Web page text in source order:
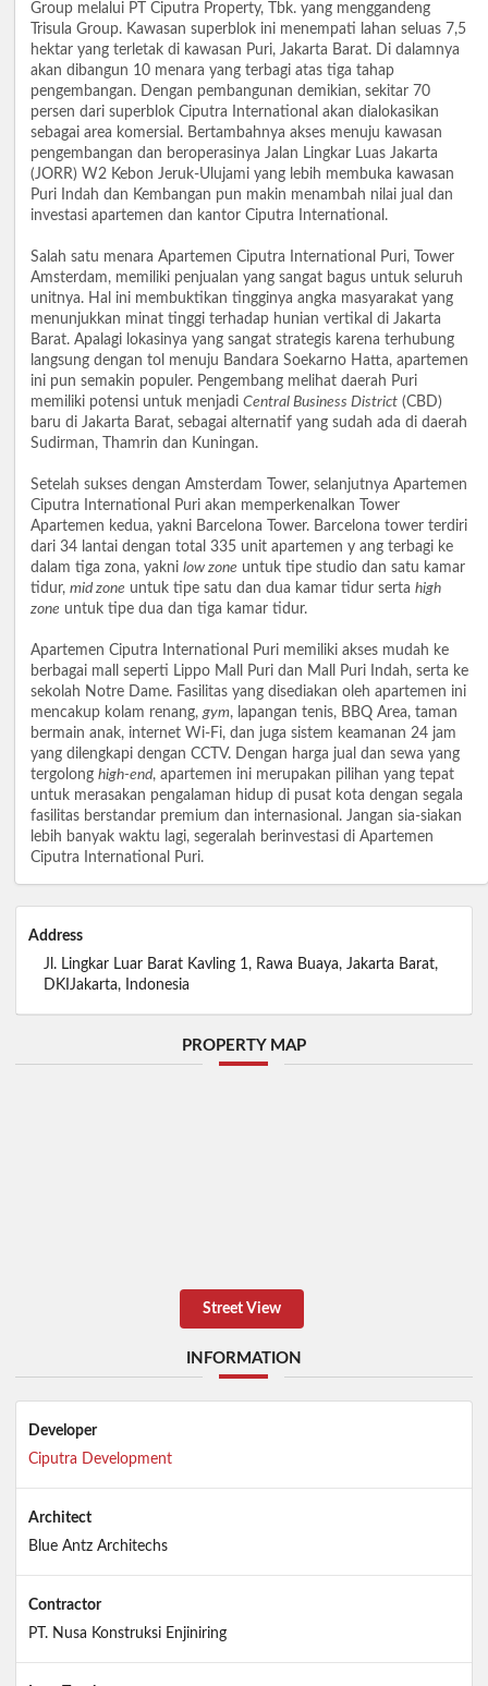
Group melalui PT Ciputra Property, Tbk. yang menggandeng
Trisula Group. Kawasan superblok ini menempati lahan seluas 7,5
hektar yang terletak di kawasan Puri, Jakarta Barat. Di dalamnya
akan dibangun 10 menara yang terbagi atas tiga tahap
pengembangan. Dengan pembangunan demikian, sekitar 70
persen dari superblok Ciputra International akan dialokasikan
sebagai area komersial. Bertambahnya akses menuju kawasan
pengembangan dan beroperasinya Jalan Lingkar Luas Jakarta
(JORR) W2 Kebon Jeruk-Ulujami yang lebih membuka kawasan
Puri Indah dan Kembangan pun makin menambah nilai jual dan
investasi apartemen dan kantor Ciputra International.
Salah satu menara Apartemen Ciputra International Puri, Tower
Amsterdam, memiliki penjualan yang sangat bagus untuk seluruh
unitnya. Hal ini membuktikan tingginya angka masyarakat yang
menunjukkan minat tinggi terhadap hunian vertikal di Jakarta
Barat. Apalagi lokasinya yang sangat strategis karena terhubung
langsung dengan tol menuju Bandara Soekarno Hatta, apartemen
ini pun semakin populer. Pengembang melihat daerah Puri
memiliki potensi untuk menjadi Central Business District (CBD)
baru di Jakarta Barat, sebagai alternatif yang sudah ada di daerah
Sudirman, Thamrin dan Kuningan.
Setelah sukses dengan Amsterdam Tower, selanjutnya Apartemen
Ciputra International Puri akan memperkenalkan Tower
Apartemen kedua, yakni Barcelona Tower. Barcelona tower terdiri
dari 34 lantai dengan total 335 unit apartemen y ang terbagi ke
dalam tiga zona, yakni low zone untuk tipe studio dan satu kamar
tidur, mid zone untuk tipe satu dan dua kamar tidur serta high
zone untuk tipe dua dan tiga kamar tidur.
Apartemen Ciputra International Puri memiliki akses mudah ke
berbagai mall seperti Lippo Mall Puri dan Mall Puri Indah, serta ke
sekolah Notre Dame. Fasilitas yang disediakan oleh apartemen ini
mencakup kolam renang,gym, lapangan tenis, BBQ Area, taman
bermain anak, internet Wi-Fi, dan juga sistem keamanan 24 jam
yang dilengkapi dengan CCTV. Dengan harga jual dan sewa yang
tergolong high-end, apartemen ini merupakan pilihan yang tepat
untuk merasakan pengalaman hidup di pusat kota dengan segala
fasilitas berstandar premium dan internasional. Jangan sia-siakan
lebih banyak waktu lagi, segeralah berinvestasi di Apartemen
Ciputra International Puri.
Address
Jl. Lingkar Luar Barat Kavling 1, Rawa Buaya, Jakarta Barat,
DKIJakarta, Indonesia
PROPERTY MAP
Street View
INFORMATION
Developer
Ciputra Development
Architect
Blue Antz Architechs
Contractor
PT. Nusa Konstruksi Enjiniring